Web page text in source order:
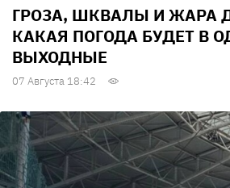
ГРОЗА, ШКВАЛЫ И ЖАРА
КАКАЯ ПОГОДА БУДЕТ В
ВЫХОДНЫЕ
07 Августа 18:42